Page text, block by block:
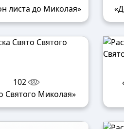
листа до Миколая»
102
Святого Миколая»